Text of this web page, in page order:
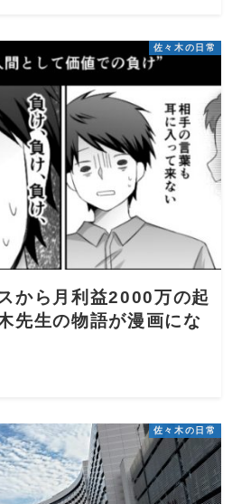
佐々木の日常
から月利益2000万の起
先生の物語が漫画にな
佐々木の日常